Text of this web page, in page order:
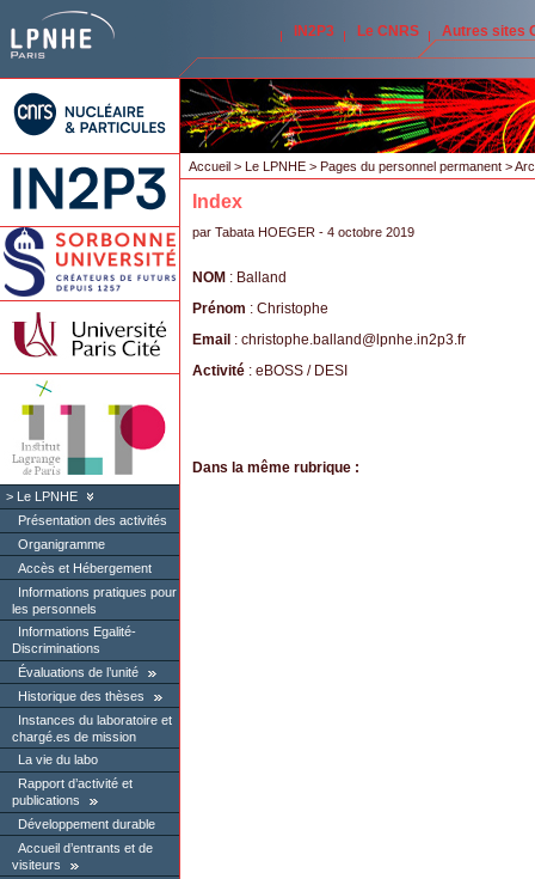
IN2P3 Le CNRS Autres sites
Le LPNHE
Présentation des activités
Organigramme
Accès et Hébergement
Informations pratiques pour
les personnels
Informations Egalité-
Discriminations
Évaluations de l’unité
Historique des thèses
Instances du laboratoire et
chargé.es de mission
La vie du labo
Rapport d’activité et
publications
Développement durable
Accueil d’entrants et de
visiteurs
Accueil > Le LPNHE > Pages du personnel permanent >
Index
par Tabata HOEGER - 4 octobre 2019
NOM : Balland
Prénom : Christophe
Email : christophe.balland @ lpnhe.in2p3.fr
Activité : eBOSS / DESI
Dans la même rubrique :